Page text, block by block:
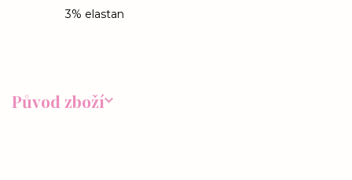
3% elastan
Původ zboží